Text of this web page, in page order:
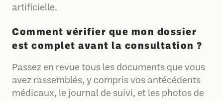
artificielle.
Comment vérifier que mon dossier
est complet avant la consultation ?
Passez en revue tous les documents que vous
avez rassemblés, y compris vos antécédents
médicaux, le journal de suivi, et les photos de